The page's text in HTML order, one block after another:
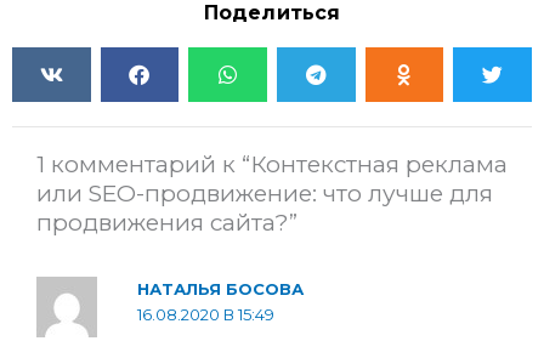
Поделиться
1 комментарий к “Контекстная реклама
или SEO-продвижение: что лучше для
продвижения сайта?”
НАТАЛЬЯ БОСОВА
16.08.2020 В 15:49